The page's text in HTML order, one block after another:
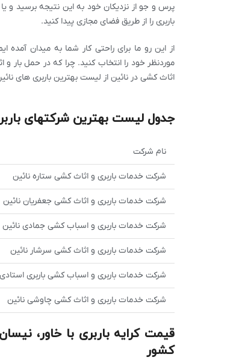
پرس و جو از نزدیکان خود به این نتیجه برسید و
باربری را از طریق فضای مجازی پیدا کنید.
از این رو ما برای راحتی کار شما به میدان آمده
موردنظر خود را انتخاب کنید. چرا که در حمل بار
اثاث کشی در نائین از لیست بهترین باربری های
جدول لیست بهترین شرکتهای
نام شرکت
شرکت خدمات باربری و اثاث کشی ستاره نائین
شرکت خدمات باربری و اثاث کشی جعفریان نائین
شرکت خدمات باربری و اسباب کشی جمادی نائین
شرکت خدمات باربری و اثاث کشی سرشار نائین
شرکت خدمات باربری و اسباب کشی باربری استادی
شرکت خدمات باربری و اثاث کشی چاوشی نائین
قیمت کرایه باربری با خاور،
کشور